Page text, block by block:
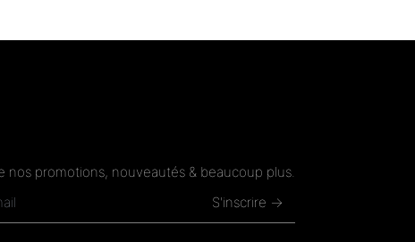
nos promotions, nouveautés & beaucoup plus.
S'inscrire →